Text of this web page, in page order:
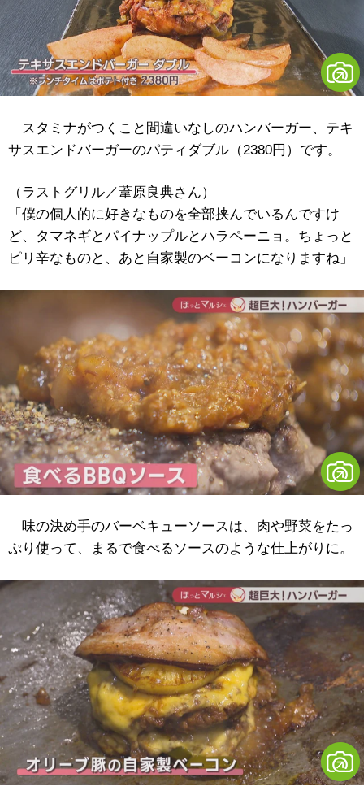
スタミナがつくこと間違いなしのハンバーガー、テキ
サスエンドバーガーのパティダブル（2380円）です。
（ラストグリル／葦原良典さん）
「僕の個人的に好きなものを全部挟んでいるんですけ
ど、タマネギとパイナップルとハラペーニョ。ちょっと
ピリ辛なものと、あと自家製のベーコンになりますね」
味の決め手のバーベキューソースは、肉や野菜をたっ
ぷり使って、まるで食べるソースのような仕上がりに。